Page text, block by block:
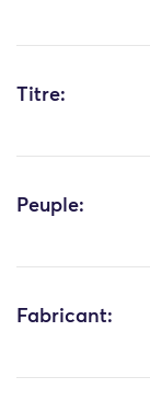
Titre:
Peuple:
Fabricant: